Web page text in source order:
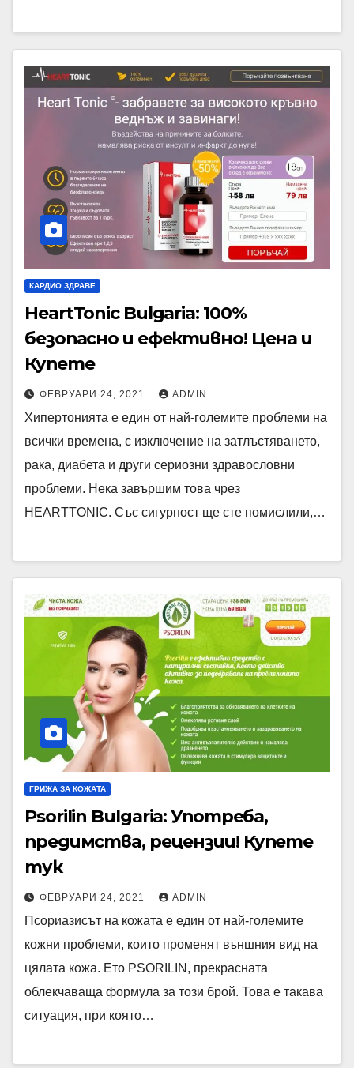
КАРДИО ЗДРАВЕ
HeartTonic Bulgaria: 100%
безопасно и ефективно! Цена и
Купете
ФЕВРУАРИ 24, 2021 ADMIN
Хипертонията е един от най-големите проблеми на
всички времена, с изключение на затлъстяването,
рака, диабета и други сериозни здравословни
проблеми. Нека завършим това чрез
HEARTTONIC. Със сигурност ще сте помислили,…
ГРИЖА ЗА КОЖАТА
Psorilin Bulgaria: Употреба,
предимства, рецензии! Купете
тук
ФЕВРУАРИ 24, 2021 ADMIN
Псориазисът на кожата е един от най-големите
кожни проблеми, които променят външния вид на
цялата кожа. Ето PSORILIN, прекрасната
облекчаваща формула за този брой. Това е такава
ситуация, при която…